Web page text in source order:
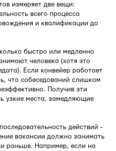
измеряет две вещи:
всего процесса
и квалификации до
быстро или медленно
человека (хотя это
Если конвейер работает
что собеседований слишком
Получив эти
узкие места, замедляющие
действий -
вакансии должно занимать
раньше. Например, если на